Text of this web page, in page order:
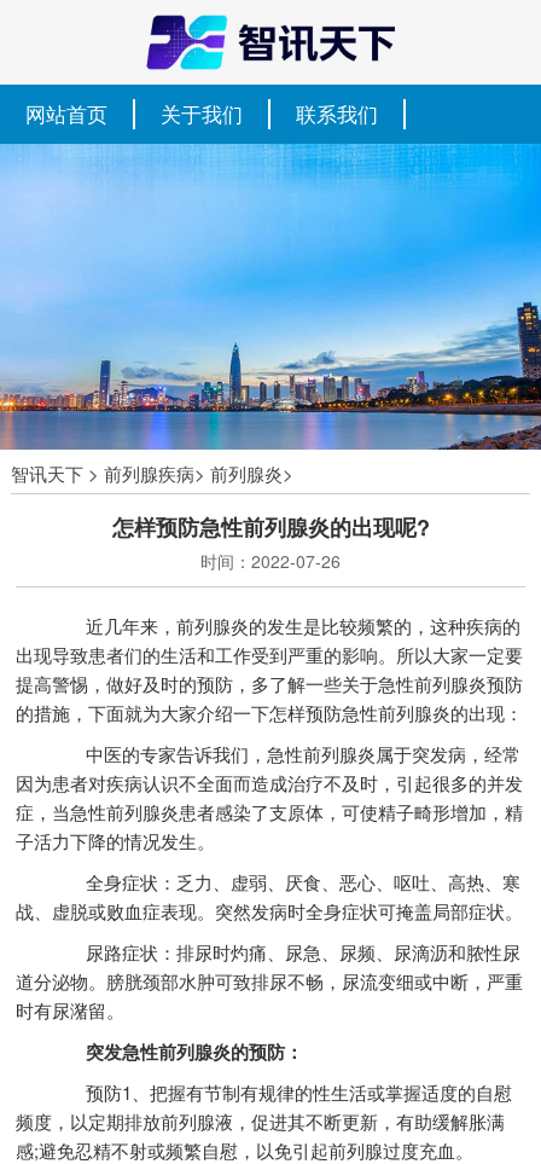
网站首页 关于我们 联系我们
智讯天下> 前列腺疾病> 前列腺炎>
怎样预防急性前列腺炎的出现呢?
时间：2022-07-26
近几年来，前列腺炎的发生是比较频繁的，这种疾病的
出现导致患者们的生活和工作受到严重的影响。所以大家一定要
提高警惕，做好及时的预防，多了解一些关于急性前列腺炎预防
的措施，下面就为大家介绍一下怎样预防急性前列腺炎的出现：
中医的专家告诉我们，急性前列腺炎属于突发病，经常
因为患者对疾病认识不全面而造成治疗不及时，引起很多的并发
症，当急性前列腺炎患者感染了支原体，可使精子畸形增加，精
子活力下降的情况发生。
全身症状：乏力、虚弱、厌食、恶心、呕吐、高热、寒
战、虚脱或败血症表现。突然发病时全身症状可掩盖局部症状。
尿路症状：排尿时灼痛、尿急、尿频、尿滴沥和脓性尿
道分泌物。膀胱颈部水肿可致排尿不畅，尿流变细或中断，严重
时有尿潴留。
突发急性前列腺炎的预防：
预防1、把握有节制有规律的性生活或掌握适度的自慰
频度，以定期排放前列腺液，促进其不断更新，有助缓解胀满
感;避免忍精不射或频繁自慰，以免引起前列腺过度充血。